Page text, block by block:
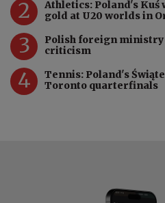
2
Athletics: Poland's Kuś
gold at U20 worlds in
3
Polish foreign ministry
criticism
4
Tennis: Poland's
Toronto quarterfinals